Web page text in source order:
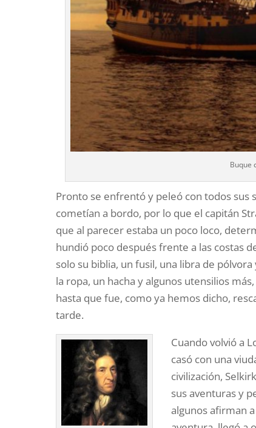
Buque
Pronto se enfrentó y peleó con todos sus
cometían a bordo, por lo que el capitán
que al parecer estaba un poco loco,
hundió poco después frente a las costas
solo su biblia, un fusil, una libra de
la ropa, un hacha y algunos utensilios
hasta que fue, como ya hemos dicho,
tarde.
Cuando volvió a
casó con una
civilización,
sus aventuras y
algunos afirman